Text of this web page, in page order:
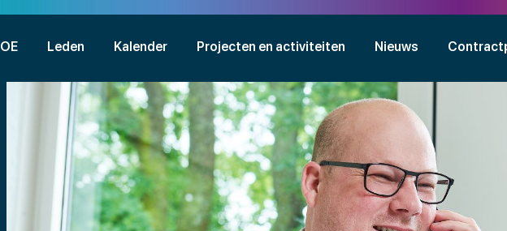
OE Leden Kalender Projecten en activiteiten Nieuws